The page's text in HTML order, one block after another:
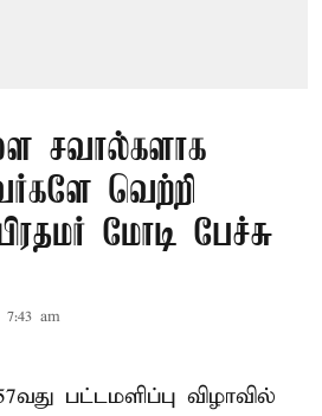
சவால்களாக
வெற்றி
மோடி பேச்சு
am
பட்டமளிப்பு விழாவில்